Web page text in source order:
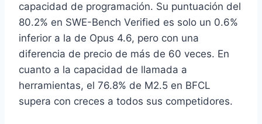
capacidad de programación. Su puntuación del
80.2% en SWE-Bench Verified es solo un 0.6%
inferior a la de Opus 4.6, pero con una
diferencia de precio de más de 60 veces. En
cuanto a la capacidad de llamada a
herramientas, el 76.8% de M2.5 en BFCL
supera con creces a todos sus competidores.